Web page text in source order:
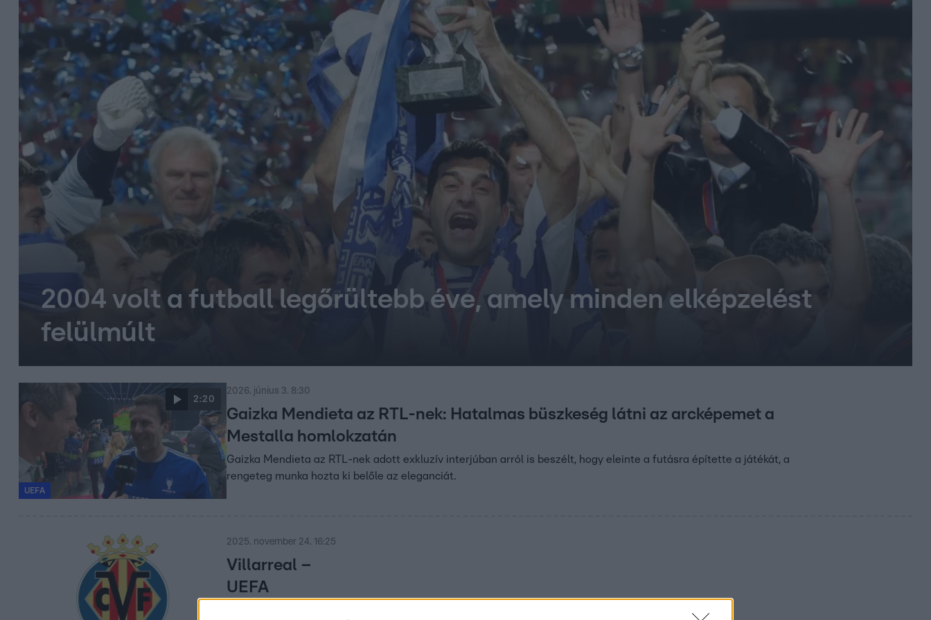
2004 volt a futball legőrültebb éve, amely minden elképzelést
felülmúlt
2:20
UEFA
2026. június 3. 8:30
Gaizka Mendieta az RTL-nek: Hatalmas büszkeség látni az arcképemet a
Mestalla homlokzatán
Gaizka Mendieta az RTL-nek adott exkluzív interjúban arról is beszélt, hogy eleinte a futásra építette a játékát, a
rengeteg munka hozta ki belőle az eleganciát.
2025. november 24. 16:25
Villarreal –
UEFA